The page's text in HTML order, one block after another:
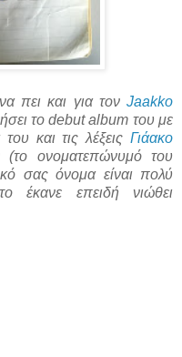
πει και για τον Jaakko
το debut album του με
και τις λέξεις Γιάακο
ονοματεπώνυμό του
σας όνομα είναι πολύ
έκανε επειδή νιώθει